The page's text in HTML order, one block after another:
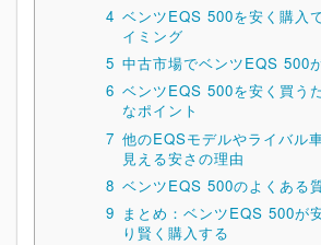
4 ベンツEQS 500を安く購入
イミング
5 中古市場でベンツEQS 500
6 ベンツEQS 500を安く買う
なポイント
7 他のEQSモデルやライバル
見える安さの理由
8 ベンツEQS 500のよくある
9 まとめ：ベンツEQS 500が
り賢く購入する